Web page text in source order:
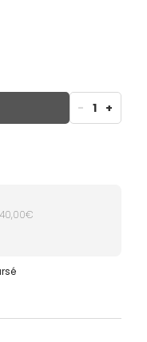
sans traces
un actif breveté
carences en
- 1 +